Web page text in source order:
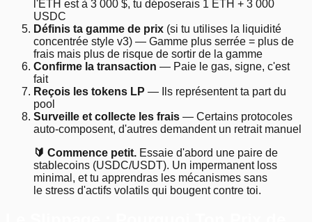
l'ETH est à 3 000 $, tu déposerais 1 ETH + 3 000
USDC
Définis ta gamme de prix (si tu utilises la liquidité
concentrée style v3) — Gamme plus serrée = plus de
frais mais plus de risque de sortir de la gamme
Confirme la transaction — Paie le gas, signe, c'est
fait
Reçois les tokens LP — Ils représentent ta part du
pool
Surveille et collecte les frais — Certains protocoles
auto-composent, d'autres demandent un retrait manuel
🔰 Commence petit. Essaie d'abord une paire de
stablecoins (USDC/USDT). Un impermanent loss
minimal, et tu apprendras les mécanismes sans
le stress d'actifs volatils qui bougent contre toi.